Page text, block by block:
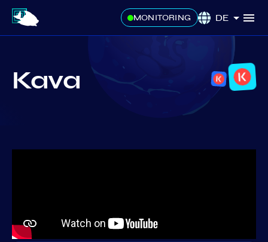
MONITORING DE
Kava